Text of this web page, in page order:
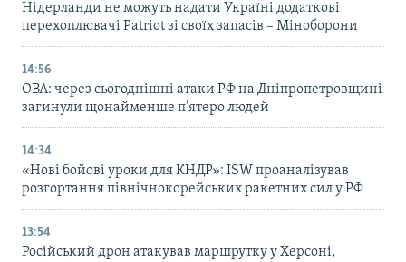
Нідерланди не можуть надати Україні додаткові
перехоплювачі Patriot зі своїх запасів – Міноборони
14:56
ОВА: через сьогоднішні атаки РФ на Дніпропетровщині
загинули щонайменше п’ятеро людей
14:34
«Нові бойові уроки для КНДР»: ISW проаналізував
розгортання північнокорейських ракетних сил у РФ
13:54
Російський дрон атакував маршрутку у Херсоні,